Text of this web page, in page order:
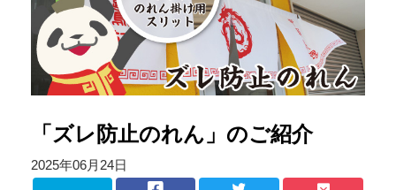
「ズレ防止のれん」のご紹介
2025年06月24日